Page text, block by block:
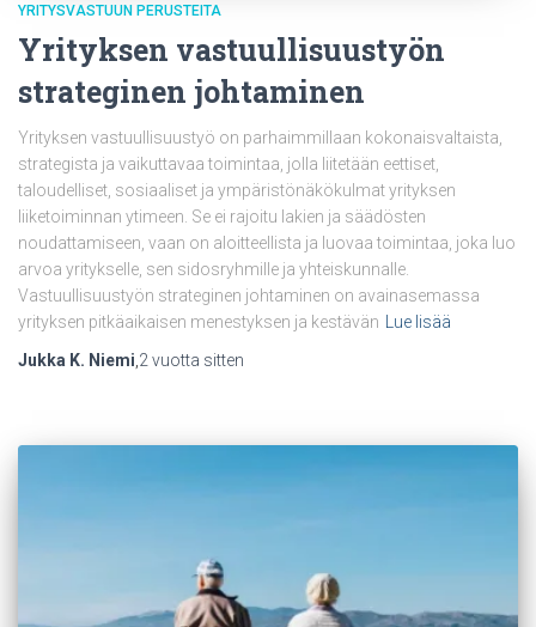
YRITYSVASTUUN PERUSTEITA
Yrityksen vastuullisuustyön
strateginen johtaminen
Yrityksen vastuullisuustyö on parhaimmillaan kokonaisvaltaista,
strategista ja vaikuttavaa toimintaa, jolla liitetään eettiset,
taloudelliset, sosiaaliset ja ympäristönäkökulmat yrityksen
liiketoiminnan ytimeen. Se ei rajoitu lakien ja säädösten
noudattamiseen, vaan on aloitteellista ja luovaa toimintaa, joka luo
arvoa yritykselle, sen sidosryhmille ja yhteiskunnalle.
Vastuullisuustyön strateginen johtaminen on avainasemassa
yrityksen pitkäaikaisen menestyksen ja kestävän
Lue lisää
Jukka K. Niemi 2 vuotta sitten